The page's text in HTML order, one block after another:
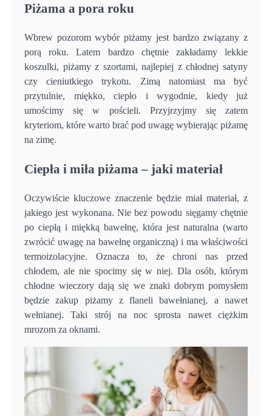
Piżama a pora roku
Wbrew pozorom wybór piżamy jest bardzo związany z
porą roku. Latem bardzo chętnie zakładamy lekkie
koszulki, piżamy z szortami, najlepiej z chłodnej satyny
czy cieniutkiego trykotu. Zimą natomiast ma być
przytulnie, miękko, ciepło i wygodnie, kiedy już
umościmy się w pościeli. Przyjrzyjmy się zatem
kryteriom, które warto brać pod uwagę wybierając piżamę
na zimę.
Ciepła i miła piżama – jaki materiał
Oczywiście kluczowe znaczenie będzie miał materiał, z
jakiego jest wykonana. Nie bez powodu sięgamy chętnie
po ciepłą i miękką bawełnę, która jest naturalna (warto
zwrócić uwagę na bawełnę organiczną) i ma właściwości
termoizolacyjne. Oznacza to, że chroni nas przed
chłodem, ale nie spocimy się w niej. Dla osób, którym
chłodne wieczory dają się we znaki dobrym pomysłem
będzie zakup piżamy z flaneli bawełnianej, a nawet
wełnianej. Taki strój na noc sprosta nawet ciężkim
mrozom za oknami.